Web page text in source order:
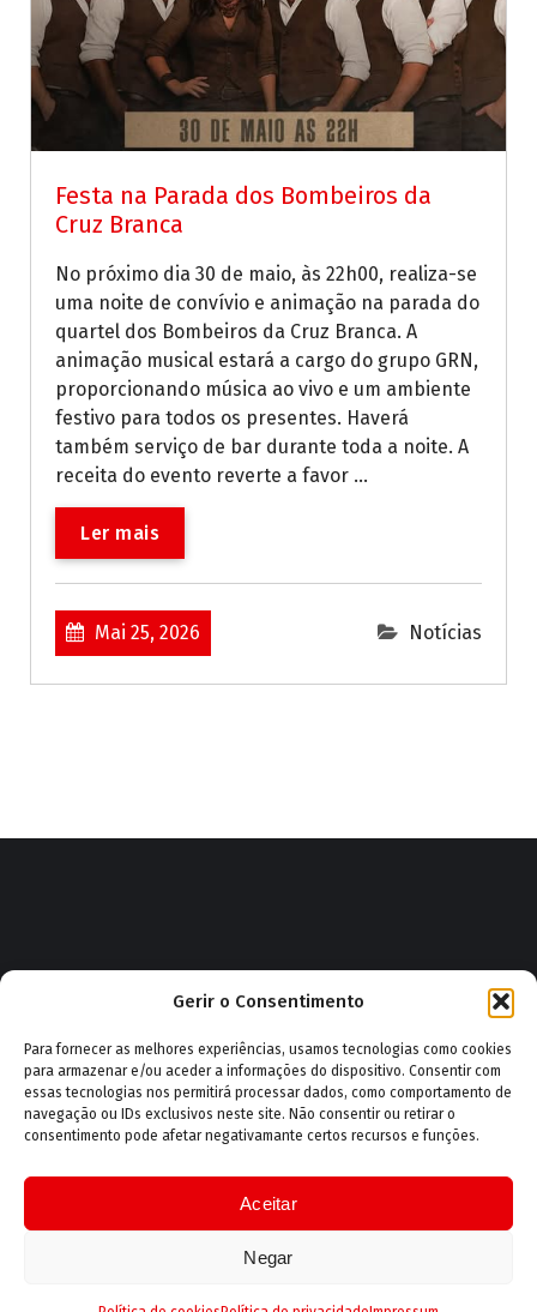
Gerir o Consentimento
Para fornecer as melhores experiências, usamos tecnologias como cookies
para armazenar e/ou aceder a informações do dispositivo. Consentir com
essas tecnologias nos permitirá processar dados, como comportamento de
navegação ou IDs exclusivos neste site. Não consentir ou retirar o
consentimento pode afetar negativamante certos recursos e funções.
Aceitar
Negar
Festa na Parada dos Bombeiros da
Cruz Branca
No próximo dia 30 de maio, às 22h00, realiza-se
uma noite de convívio e animação na parada do
quartel dos Bombeiros da Cruz Branca. A
animação musical estará a cargo do grupo GRN,
proporcionando música ao vivo e um ambiente
festivo para todos os presentes. Haverá
também serviço de bar durante toda a noite. A
receita do evento reverte a favor ...
Ler mais
Mai 25, 2026 Notícias
Política de privacidade|Política de cookies
Copyright © 2026 Associação Humanitária dos Bombeiros
Voluntários de Salvação Pública e Cruz Branca de Vila Real